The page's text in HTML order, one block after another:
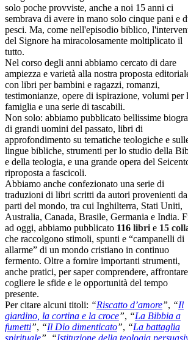
solo poche provviste, anche a noi 15 anni ci
sembrava di avere in mano solo cinque pani e
pesci. Ma, come nell'episodio biblico,
del Signore ha miracolosamente moltiplicato il
tutto.
Nel corso degli anni abbiamo cercato di dare
ampiezza e varietà alla nostra proposta
con libri per bambini e ragazzi, romanzi,
testimonianze, opere di ispirazione, volumi per
famiglia e una serie di tascabili.
Non solo: abbiamo pubblicato bellissime
di grandi uomini del passato, libri di
approfondimento su tematiche teologiche e
lingue bibliche, strumenti per lo studio della
e della teologia, e una grande opera del
riproposta a fascicoli.
Abbiamo anche confezionato una serie di
traduzioni di libri scritti da autori provenienti
parti del mondo, tra cui Inghilterra, Stati Uniti,
Australia, Canada, Brasile, Germania e India.
ad oggi, abbiamo pubblicato 116 libri e 15
che raccolgono stimoli, spunti e “campanelli di
allarme” di un mondo cristiano in continuo
fermento. Oltre a fornire importanti strumenti,
anche pratici, per saper comprendere,
cogliere le sfide e le opportunità del tempo
presente.
Per citare alcuni titoli: “Riscatto d’amore”, “Il
giardino, la cortina e la croce”, “La Bibbia a
fumetti”, “Il Dio dimenticato”, “La battaglia
spirituale”, “Istituzione della teologia